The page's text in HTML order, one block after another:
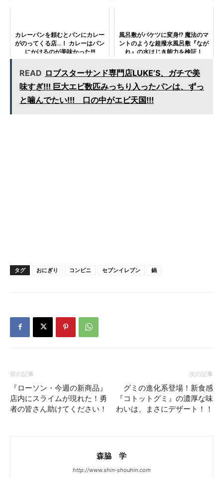
カレーパンを頼むとパンにカレー
がのってくる店…！ カレーはパン
にかけるのが美味かった!!!
風呂敷がバケツに変身!? 魔法のマ
ントのような超撥水風呂敷『なが
れ』の水はじき能力を検証！
READ ロブスターサンド専門店LUKE’S、ガチで美
味すぎ!!! 巨大エビ数匹みっちり入ったパンは、ずっ
と噛んでたい!!! 口の中がエビ天国!!!
タグ おにぎり コンビニ セブンイレブン 鍋
前の記事
『ローソン・今週の新商品』
店内にスライムが現れた！勇
者の皆さん助けてください！
次の記事
グミの進化系登場！新食感
『コトットグミ』の濃厚な味
わいは、まさにデザート！！
森脇 学
http://www.shin-shouhin.com